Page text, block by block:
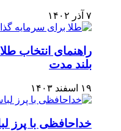
۷ آذر ۱۴۰۲
راهنمای انتخاب
بلند مدت
۱۹ اسفند ۱۴۰۳
خداحافظی با پرز